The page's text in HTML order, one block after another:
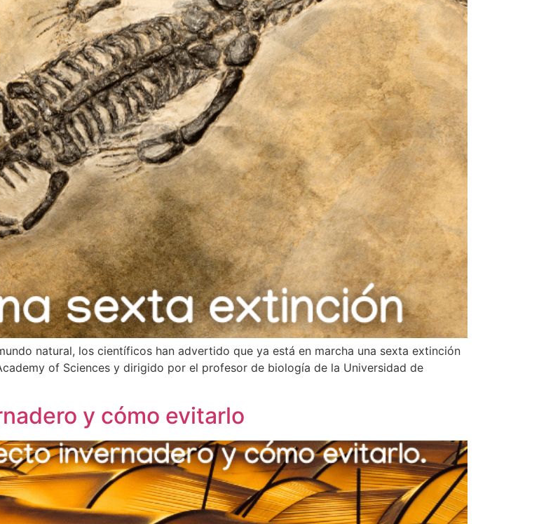
natural, los científicos han advertido que ya está en marcha una sexta extinción
of Sciences y dirigido por el profesor de biología de la Universidad de
y cómo evitarlo